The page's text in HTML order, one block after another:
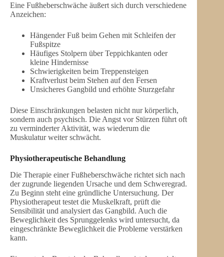
Eine Fußheberschwäche äußert sich durch verschiedene
Anzeichen:
Hängender Fuß beim Gehen mit Schleifen der
Fußspitze
Häufiges Stolpern über Teppichkanten oder
kleine Hindernisse
Schwierigkeiten beim Treppensteigen
Kraftverlust beim Stehen auf den Fersen
Unsicheres Gangbild und erhöhte Sturzgefahr
Diese Einschränkungen belasten nicht nur körperlich,
sondern auch psychisch. Die Angst vor Stürzen führt oft
zu verminderter Aktivität, was wiederum die
Muskulatur weiter schwächt.
Physiotherapeutische Behandlung
Die Therapie einer Fußheberschwäche richtet sich nach
der zugrunde liegenden Ursache und dem Schweregrad.
Zu Beginn steht eine gründliche Untersuchung. Der
Physiotherapeut testet die Muskelkraft, prüft die
Sensibilität und analysiert das Gangbild. Auch die
Beweglichkeit des Sprunggelenks wird untersucht, da
eingeschränkte Beweglichkeit die Probleme verstärken
kann.